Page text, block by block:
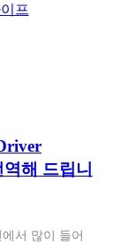
프
해 드립니
서 많이 들어